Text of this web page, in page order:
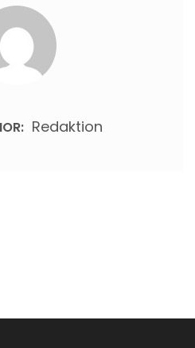
Redaktion